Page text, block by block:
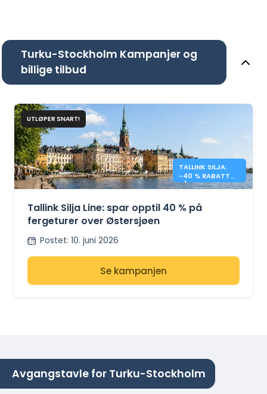
Turku-Stockholm Kampanjer og
billige tilbud
UTLØPER SNART!
TALLINK SILJA:
-40 % RABATT
PÅ KRYSSINGER
ØSTERSJØEN
Tallink Silja Line: spar opptil 40 % på
fergeturer over Østersjøen
Postet: 10. juni 2026
Se kampanjen
Avgangstavle for Turku-Stockholm